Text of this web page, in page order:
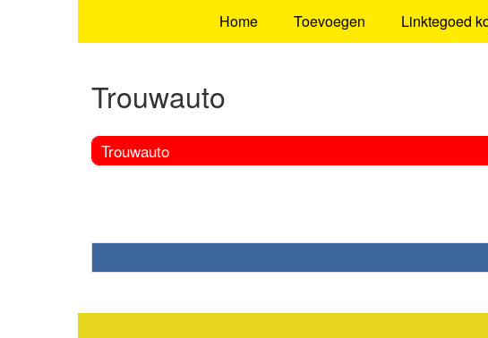
Home Toevoegen Linktegoed
Trouwauto
Trouwauto